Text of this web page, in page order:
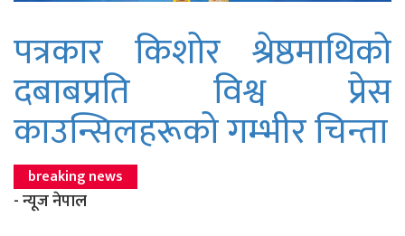
पत्रकार किशोर श्रेष्ठमाथिको
दबाबप्रति विश्व प्रेस
काउन्सिलहरूको गम्भीर चिन्ता
breaking news
- न्यूज नेपाल